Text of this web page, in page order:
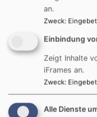
2.49 MB
2.64 MB
an.
Zweck:
Einbindung
Zeigt Inhalte
iFrames an.
Zweck:
Alle Dienste